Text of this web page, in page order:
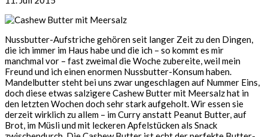
Nussbutter-Aufstriche gehören seit langer Zeit zu den Dingen,
die ich immer im Haus habe und die ich – so kommt es mir
manchmal vor – fast zweimal die Woche zubereite, weil mein
Freund und ich einen enormen Nussbutter-Konsum haben.
Mandelbutter steht bei uns zwar ungeschlagen auf Nummer Eins,
doch diese etwas salzigere Cashew Butter mit Meersalz hat in
den letzten Wochen doch sehr stark aufgeholt. Wir essen sie
derzeit wirklich zu allem – im Curry anstatt Peanut Butter, auf
Brot, im Müsli und mit leckeren Apfelstücken als Snack